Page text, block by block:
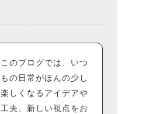
このブログでは、いつ
もの日常がほんの少し
楽しくなるアイデアや
工夫、新しい視点をお